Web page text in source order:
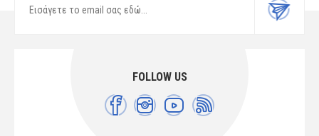
FOLLOW US